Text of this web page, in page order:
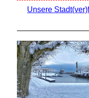
Unsere